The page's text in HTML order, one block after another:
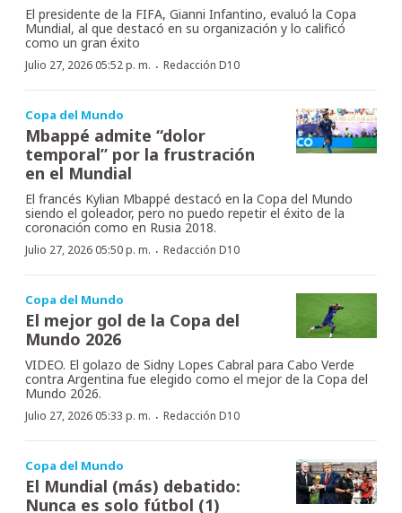
El presidente de la FIFA, Gianni Infantino, evaluó la Copa
Mundial, al que destacó en su organización y lo calificó
como un gran éxito
Julio 27, 2026 05:52 p. m. · Redacción D10
Copa del Mundo
Mbappé admite “dolor
temporal” por la frustración
en el Mundial
El francés Kylian Mbappé destacó en la Copa del Mundo
siendo el goleador, pero no puedo repetir el éxito de la
coronación como en Rusia 2018.
Julio 27, 2026 05:50 p. m. · Redacción D10
Copa del Mundo
El mejor gol de la Copa del
Mundo 2026
VIDEO. El golazo de Sidny Lopes Cabral para Cabo Verde
contra Argentina fue elegido como el mejor de la Copa del
Mundo 2026.
Julio 27, 2026 05:33 p. m. · Redacción D10
Copa del Mundo
El Mundial (más) debatido:
Nunca es solo fútbol (1)